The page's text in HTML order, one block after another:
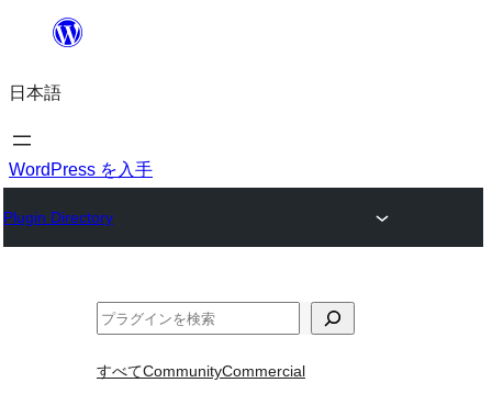
を
ス
キ
プ
日本語
WordPress を入手
Plugin Directory
検
すべてCommunityCommercial